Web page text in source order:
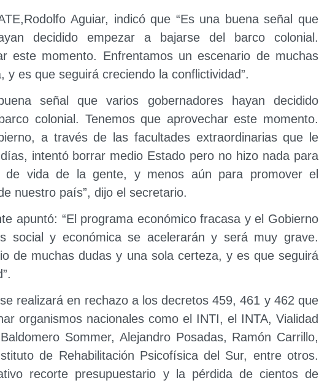
Aguiar, indicó que “Es una buena señal que
decidido empezar a bajarse del barco colonial.
este momento. Enfrentamos un escenario de muchas
y es que seguirá creciendo la conflictividad”.
señal que varios gobernadores hayan decidido
colonial. Tenemos que aprovechar este momento.
a través de las facultades extraordinarias que le
intentó borrar medio Estado pero no hizo nada para
de vida de la gente, y menos aún para promover el
nuestro país”, dijo el secretario.
apuntó: “El programa económico fracasa y el Gobierno
social y económica se acelerarán y será muy grave.
de muchas dudas y una sola certeza, y es que seguirá
realizará en rechazo a los decretos 459, 461 y 462 que
organismos nacionales como el INTI, el INTA, Vialidad
Sommer, Alejandro Posadas, Ramón Carrillo,
de Rehabilitación Psicofísica del Sur, entre otros.
recorte presupuestario y la pérdida de cientos de